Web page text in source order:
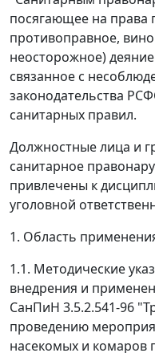
посягающее на права
противоправное,
неосторожное)
связанное с
законодательства
санитарных правил.
Должностные лица и
санитарное
привлечены к
уголовной
1. Область
1.1. Методические
внедрения и
СанПиН 3.5.2.541-96
проведению
насекомых и